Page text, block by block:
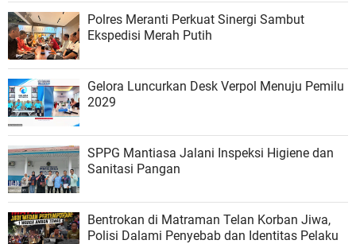
Polres Meranti Perkuat Sinergi Sambut
Ekspedisi Merah Putih
Gelora Luncurkan Desk Verpol Menuju Pemilu
2029
SPPG Mantiasa Jalani Inspeksi Higiene dan
Sanitasi Pangan
Bentrokan di Matraman Telan Korban Jiwa,
Polisi Dalami Penyebab dan Identitas Pelaku